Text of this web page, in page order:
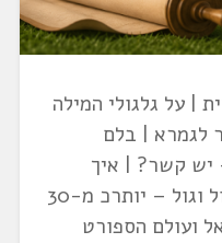
| על גלגולי המילה
לגמרא | בלם
יש קשר? | איך
אומרים בעברית: פנדל, פאול וגול – יותרכ מ-30
ועולם הספורט